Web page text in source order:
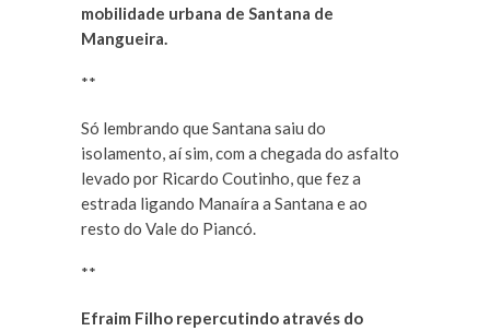
mobilidade urbana de Santana de
Mangueira.
**
Só lembrando que Santana saiu do
isolamento, aí sim, com a chegada do asfalto
levado por Ricardo Coutinho, que fez a
estrada ligando Manaíra a Santana e ao
resto do Vale do Piancó.
**
Efraim Filho repercutindo através do